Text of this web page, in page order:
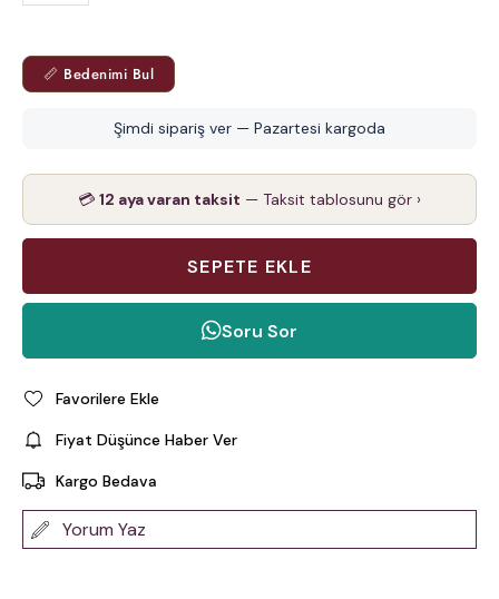
📏 Bedenimi Bul
Şimdi sipariş ver — Pazartesi kargoda
💳 12 aya varan taksit — Taksit tablosunu gör ›
Soru Sor
Favorilere Ekle
Fiyat Düşünce Haber Ver
Kargo Bedava
Yorum Yaz